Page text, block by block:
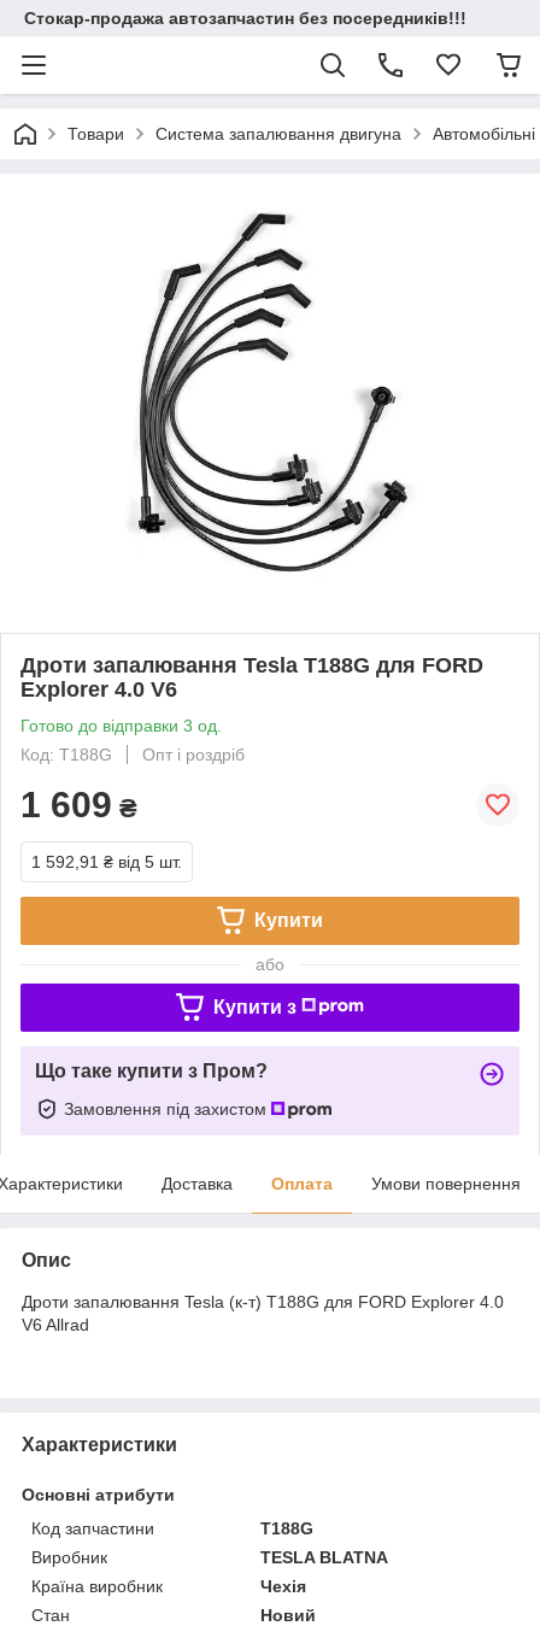
Стокар-продажа автозапчастин без посередників!!!
Товари Система запалювання двигуна
Дроти запалювання Tesla T188G для FORD
Explorer 4.0 V6
Готово до відправки 3 од.
Код: T188G
Опт і роздріб
1 609 ₴
1 592,91 ₴ від 5 шт.
Купити
або
Купити з
Що таке купити з Пром?
Замовлення під захистом
Доставка Оплата Умови повернення
Опис
Дроти запалювання Tesla (к-т) T188G для FORD Explorer 4.0
V6 Allrad
Характеристики
Основні атрибути
Код запчастини
T188G
Виробник
TESLA BLATNA
Країна виробник
Чехія
Стан
Новий